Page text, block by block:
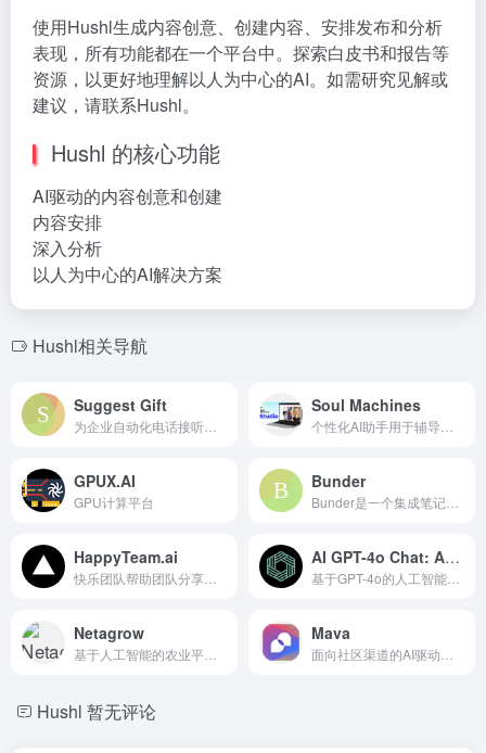
使用Hushl生成内容创意、创建内容、安排发布和分析
表现，所有功能都在一个平台中。探索白皮书和报告等
资源，以更好地理解以人为中心的AI。如需研究见解或
建议，请联系Hushl。
Hushl 的核心功能
AI驱动的内容创意和创建
内容安排
深入分析
以人为中心的AI解决方案
Hushl相关导航
Suggest Gift Soul Machines
GPUX.AI
GPU计算平台
Bunder
HappyTeam.ai AI GPT-4o Chat: Ask Question
Netagrow Mava
Hushl 暂无评论